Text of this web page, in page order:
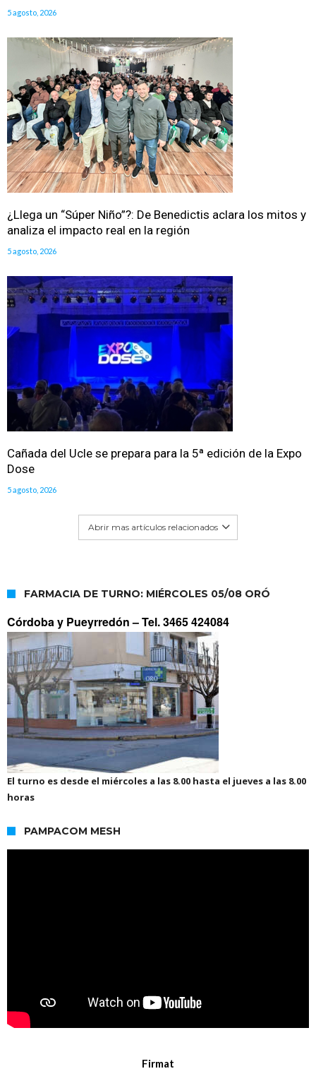
5 agosto, 2026
¿Llega un “Súper Niño”?: De Benedictis aclara los mitos y
analiza el impacto real en la región
5 agosto, 2026
Cañada del Ucle se prepara para la 5ª edición de la Expo
Dose
5 agosto, 2026
Abrir mas artículos relacionados
FARMACIA DE TURNO: MIÉRCOLES 05/08 ORÓ
Córdoba y Pueyrredón –Tel. 3465 424084
El turno es desde el miércoles a las 8.00 hasta el jueves a las 8.00
horas
PAMPACOM MESH
Firmat